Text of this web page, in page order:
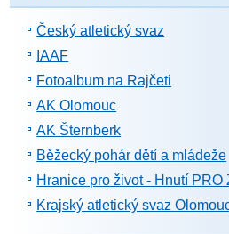
Český atletický svaz
IAAF
Fotoalbum na Rajčeti
AK Olomouc
AK Šternberk
Běžecký pohár dětí a mládeže
Hranice pro život - Hnutí PRO
Krajský atletický svaz